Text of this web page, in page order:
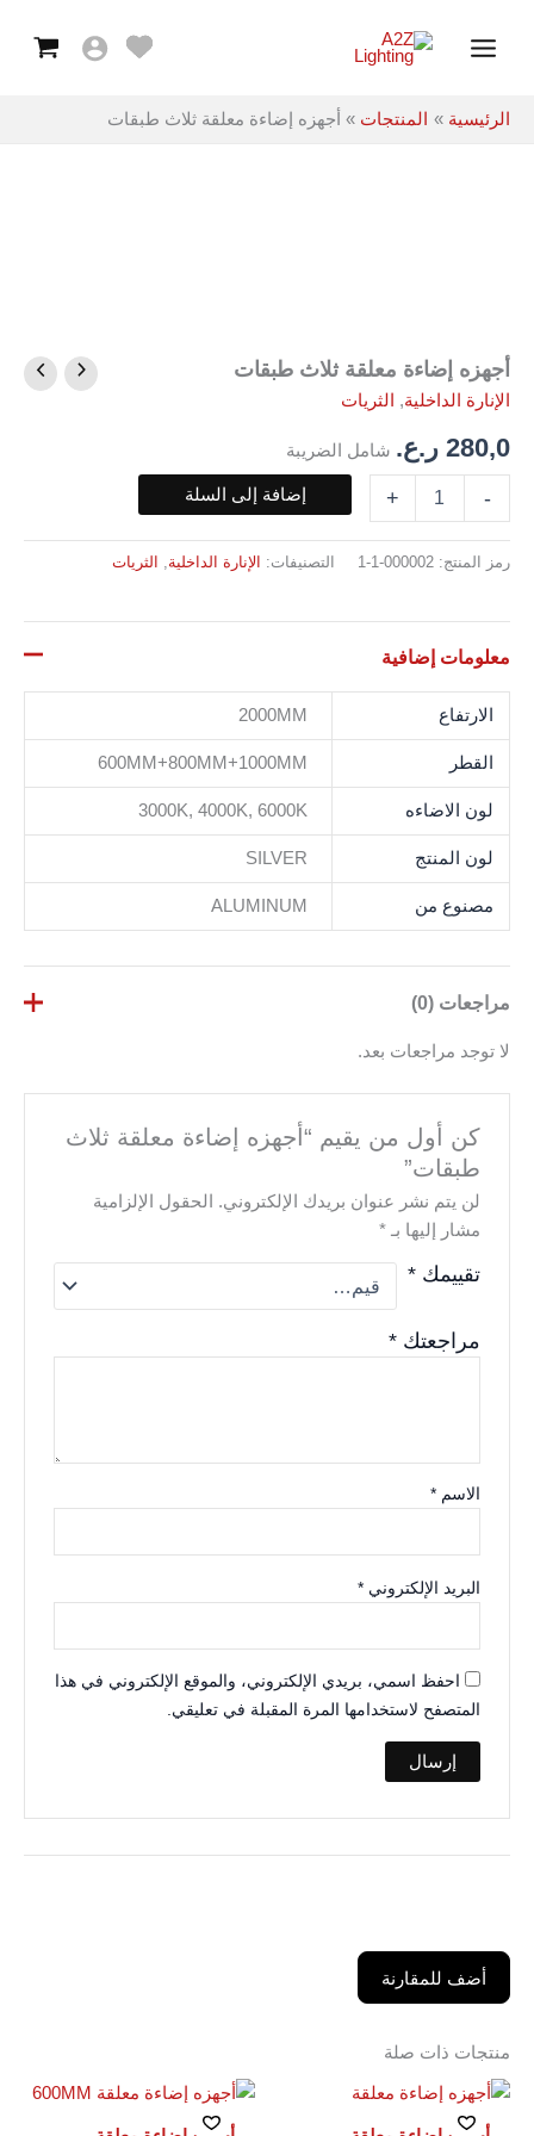
Menu
الرئيسية المنتجات أجهزه إضاءة معلقة ثلاث طبقات
أجهزه إضاءة معلقة ثلاث طبقات
الإنارة الداخلية, الثريات
280,0 ر.ع. شامل الضريبة
-
كمية
أجهزه
إضاءة
معلقة
ثلاث
+ إضافة إلى السلة
رمز المنتج: 000002-1-1 التصنيفات: الإنارة الداخلية الثريات
معلومات إضافية
الارتفاع 2000MM
القطر 600MM+800MM+1000MM
لون الاضاءه 3000K, 4000K, 6000K
لون المنتج SILVER
مصنوع من ALUMINUM
مراجعات (0)
لا توجد مراجعات بعد.
كن أول من يقيم “أجهزه إضاءة معلقة ثلاث
طبقات”
لن يتم نشر عنوان بريدك الإلكتروني.
الحقول الإلزامية
مشار إليها بـ*
تقييمك*
مراجعتك*
الاسم*
البريد الإلكتروني*
احفظ اسمي، بريدي الإلكتروني، والموقع الإلكتروني في هذا
المتصفح لاستخدامها المرة المقبلة في تعليقي.
أضف للمقارنة
منتجات ذات صلة
طبقات